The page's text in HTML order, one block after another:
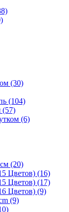
(30)
(104)
(57)
(6)
(20)
Цветов) (16)
Цветов) (17)
Цветов) (9)
(9)